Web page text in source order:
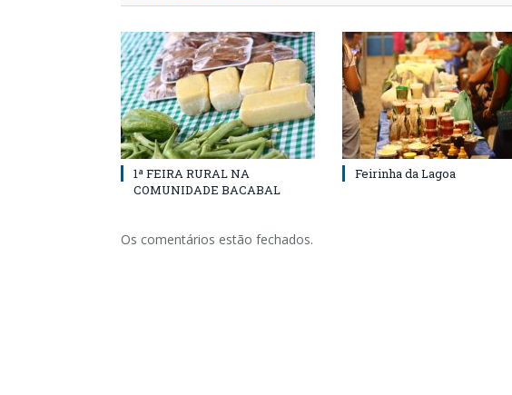
1ª FEIRA RURAL NA
COMUNIDADE BACABAL
Feirinha da Lagoa
Os comentários estão fechados.